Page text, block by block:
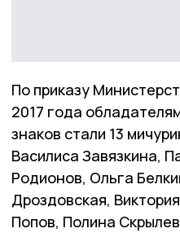
По приказу
2017 года
знаков стали 13
Василиса Завязкина,
Родионов, Ольга
Дроздовская,
Попов, Полина